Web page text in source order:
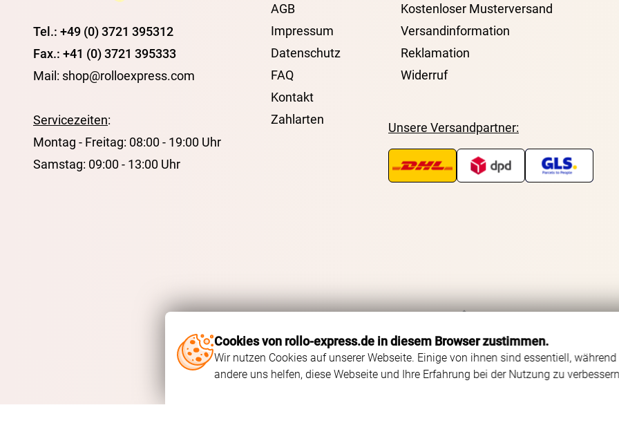
Cookies von rollo-express.de in diesem Browser zustimmen.
Wir nutzen Cookies auf unserer Webseite. Einige von ihnen sind essentiell, während
andere uns helfen, diese Webseite und Ihre Erfahrung bei der Nutzung zu
Tel.: +49 (0) 3721 395312
Fax.: +41 (0) 3721 395333
Mail: shop@rolloexpress.com
Servicezeiten:
Montag - Freitag: 08:00 - 19:00 Uhr
Samstag: 09:00 - 13:00 Uhr
AGB
Impressum
Datenschutz
FAQ
Kontakt
Zahlarten
Kostenloser Musterversand
Versandinformation
Reklamation
Widerruf
Unsere Versandpartner:
Zurück zum Seitenanfang